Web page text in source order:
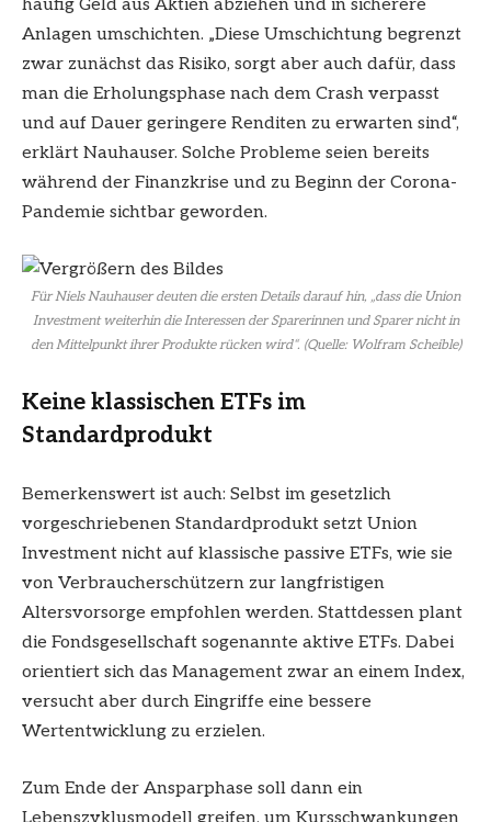
häufig Geld aus Aktien abziehen und in sicherere
Anlagen umschichten. „Diese Umschichtung begrenzt
zwar zunächst das Risiko, sorgt aber auch dafür, dass
man die Erholungsphase nach dem Crash verpasst
und auf Dauer geringere Renditen zu erwarten sind“,
erklärt Nauhauser. Solche Probleme seien bereits
während der Finanzkrise und zu Beginn der Corona-
Pandemie sichtbar geworden.
Für Niels Nauhauser deuten die ersten Details darauf hin, „dass die Union
Investment weiterhin die Interessen der Sparerinnen und Sparer nicht in
den Mittelpunkt ihrer Produkte rücken wird“. (Quelle: Wolfram Scheible)
Keine klassischen ETFs im
Standardprodukt
Bemerkenswert ist auch: Selbst im gesetzlich
vorgeschriebenen Standardprodukt setzt Union
Investment nicht auf klassische passive ETFs, wie sie
von Verbraucherschützern zur langfristigen
Altersvorsorge empfohlen werden. Stattdessen plant
die Fondsgesellschaft sogenannte aktive ETFs. Dabei
orientiert sich das Management zwar an einem Index,
versucht aber durch Eingriffe eine bessere
Wertentwicklung zu erzielen.
Zum Ende der Ansparphase soll dann ein
Lebenszyklusmodell greifen, um Kursschwankungen